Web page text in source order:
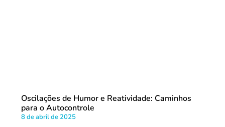
Oscilações de Humor e Reatividade: Caminhos
para o Autocontrole
8 de abril de 2025